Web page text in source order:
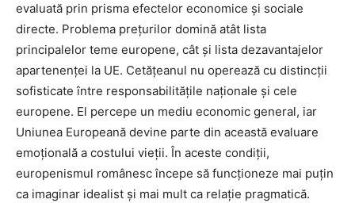
evaluată prin prisma efectelor economice și sociale
directe. Problema prețurilor domină atât lista
principalelor teme europene, cât și lista dezavantajelor
apartenenței la UE. Cetățeanul nu operează cu distincții
sofisticate între responsabilitățile naționale și cele
europene. El percepe un mediu economic general, iar
Uniunea Europeană devine parte din această evaluare
emoțională a costului vieții. În aceste condiții,
europenismul românesc începe să funcționeze mai puțin
ca imaginar idealist și mai mult ca relație pragmatică.